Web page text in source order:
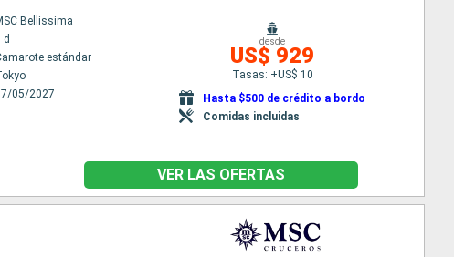
Bellissima
d
estándar
05/2027
desde
US$ 929
Tasas: +US$ 10
Hasta $500 de crédito a bordo
Comidas incluidas
VER LAS OFERTAS